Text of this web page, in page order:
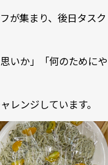
が集まり、後日タスク
いか」「何のためにや
レンジしています。